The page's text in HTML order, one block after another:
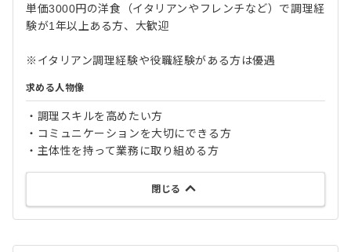
単価3000円の洋食（イタリアンやフレンチなど）で調理経
験が1年以上ある方、大歓迎
※イタリアン調理経験や役職経験がある方は優遇
求める人物像
・調理スキルを高めたい方
・コミュニケーションを大切にできる方
・主体性を持って業務に取り組める方
閉じる